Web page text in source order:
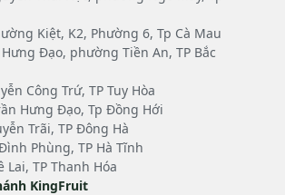
Kiệt, K2, Phường 6, Tp Cà Mau
Đạo, phường Tiền An, TP Bắc
Công Trứ, TP Tuy Hòa
Hưng Đạo, Tp Đồng Hới
Trãi, TP Đông Hà
Phùng, TP Hà Tĩnh
Lai, TP Thanh Hóa
KingFruit